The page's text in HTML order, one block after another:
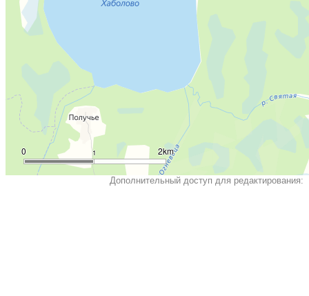
1
0 2km
Дополнительный доступ для редактирования: